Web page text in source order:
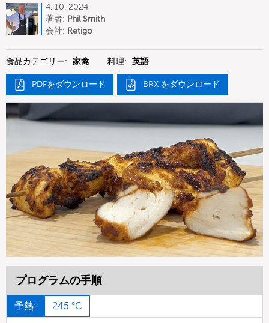
4. 10. 2024
著者: Phil Smith
会社: Retigo
食品カテゴリー: 家禽 料理: 英語
PDFをダウンロード BRX をダウンロード
プログラムの手順
予熱: 245 °C